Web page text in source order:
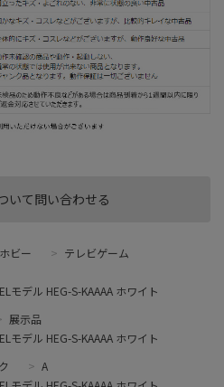
いて問い合わせる
ビー > テレビゲーム
デル HEG-S-KAAAA ホワイト
展示品
デル HEG-S-KAAAA ホワイト
> A